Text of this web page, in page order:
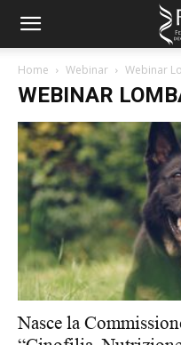
Home Webinar Webinar
WEBINAR
Nasce la